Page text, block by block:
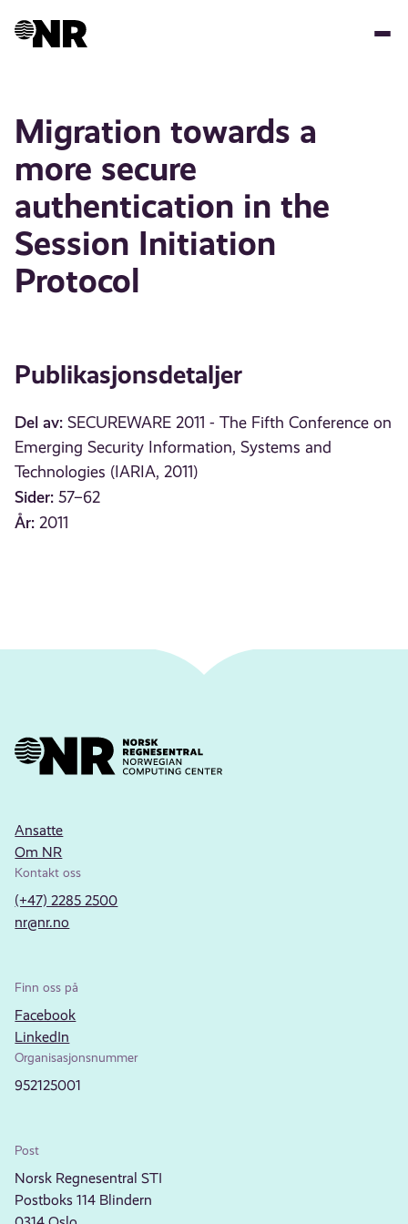
Migration towards a
more secure
authentication in the
Session Initiation
Protocol
Publikasjonsdetaljer
Del av: SECUREWARE 2011 - The Fifth Conference on
Emerging Security Information, Systems and
Technologies (IARIA, 2011)
Sider: 57–62
År: 2011
Ansatte
Om NR
Kontakt oss
(+47) 2285 2500
nr@nr.no
Finn oss på
Facebook
LinkedIn
Organisasjonsnummer
952125001
Post
Norsk Regnesentral STI
Postboks 114 Blindern